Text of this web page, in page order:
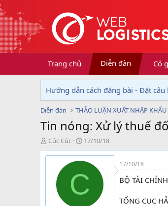
Trang chủ Diễn đàn Có
Hướng dẫn cách đăng bài - Đặt
Diễn đàn THẢO LUẬN XUẤT NHẬP KHẨU
Tin nóng: Xử lý thuế
T
h
r
Cúc Cúc
N
g
à
g
i
17/10/18
C
17/10/18
BỘ TÀI CHÍNH
TỔNG CỤC